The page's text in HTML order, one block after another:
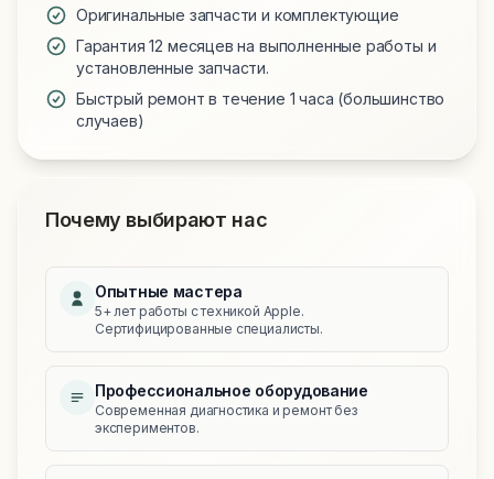
Оригинальные запчасти и комплектующие
Гарантия 12 месяцев на выполненные работы и
установленные запчасти.
Быстрый ремонт в течение 1 часа (большинство
случаев)
Почему выбирают нас
Опытные мастера
5+ лет работы с техникой Apple.
Сертифицированные специалисты.
Профессиональное оборудование
Современная диагностика и ремонт без
экспериментов.